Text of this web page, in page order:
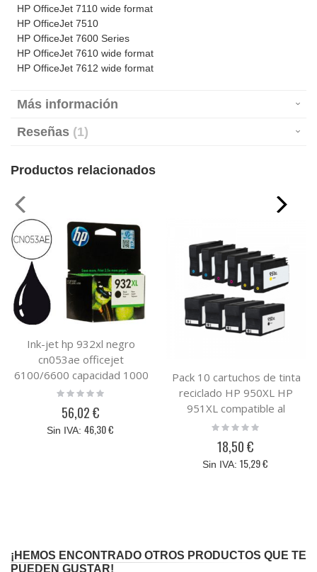
HP OfficeJet 7110 wide format
HP OfficeJet 7510
HP OfficeJet 7600 Series
HP OfficeJet 7610 wide format
HP OfficeJet 7612 wide format
Más información
Reseñas 1
Productos relacionados
Ink-jet hp 932xl negro
cn053ae officejet
6100/6600 capacidad 1000
pag
Rating:
56,02 €
46,30 €
Pack 10 cartuchos de tinta
reciclado HP 950XL HP
951XL compatible al
cartucho original HP
C2P43AE
Rating:
18,50 €
15,29 €
¡HEMOS ENCONTRADO OTROS PRODUCTOS QUE TE
PUEDEN GUSTAR!